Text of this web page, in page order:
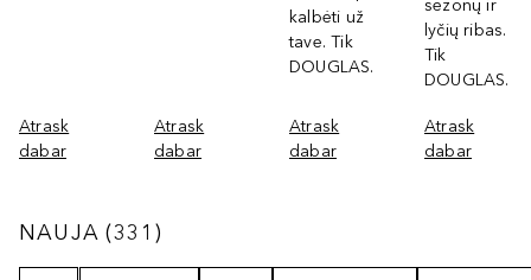
Atrask
dabar
Atrask
dabar
kalbėti už
tave. Tik
DOUGLAS.
Atrask
dabar
sezonų ir
lyčių ribas.
Tik
DOUGLAS.
Atrask
dabar
NAUJA331
NAUJA (331 )